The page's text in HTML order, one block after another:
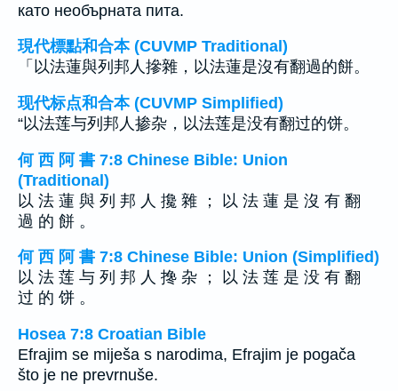
като необърната пита.
現代標點和合本 (CUVMP Traditional)
「以法蓮與列邦人摻雜，以法蓮是沒有翻過的餅。
现代标点和合本 (CUVMP Simplified)
“以法莲与列邦人掺杂，以法莲是没有翻过的饼。
何 西 阿 書 7:8 Chinese Bible: Union
(Traditional)
以 法 蓮 與 列 邦 人 攙 雜 ； 以 法 蓮 是 沒 有 翻
過 的 餅 。
何 西 阿 書 7:8 Chinese Bible: Union (Simplified)
以 法 莲 与 列 邦 人 搀 杂 ； 以 法 莲 是 没 有 翻
过 的 饼 。
Hosea 7:8 Croatian Bible
Efrajim se miješa s narodima, Efrajim je pogača
što je ne prevrnuše.